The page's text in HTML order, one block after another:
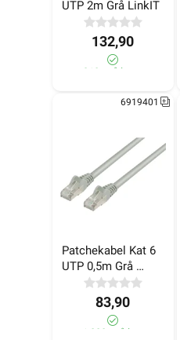
UTP 2m Grå LinkIT
132,90
310+ på lager
Patchekabel Kat 6
UTP 0,5m Grå
LinkIT
6919401
83,90
>1 000+ på lager